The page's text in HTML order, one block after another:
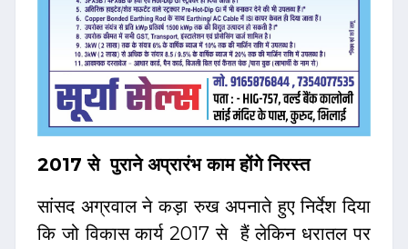
2017 से पुराने अप्रारंभ काम होंगे निरस्त
सांसद अग्रवाल ने कड़ा रुख अपनाते हुए निर्देश दिया
कि जो विकास कार्य 2017 से हैं लेकिन धरातल पर